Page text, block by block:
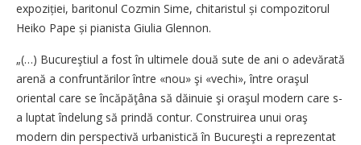
expozi­ției, baritonul Cozmin Sime, chitaristul și compozitorul
Heiko Pape și pianista Giulia Glennon.
„(…) Bucureştiul a fost în ultimele două sute de ani o adevărată
arenă a confruntărilor între «nou» şi «vechi», între oraşul
oriental care se încăpăţâna să dăinuie şi oraşul modern care s-
a luptat îndelung să prindă contur. Construirea unui oraş
modern din perspectivă urbanistică în Bucureşti a reprezentat